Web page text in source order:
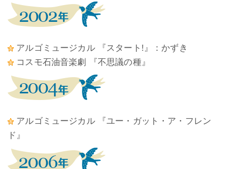
アルゴミュージカル 『スタート!』：かずき
コスモ石油音楽劇 『不思議の種』
アルゴミュージカル 『ユー・ガット・ア・フレン
ド』